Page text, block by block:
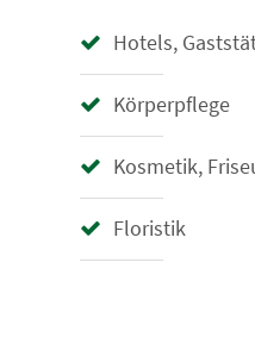
Hotels,
Körperpflege
Kosmetik,
Floristik